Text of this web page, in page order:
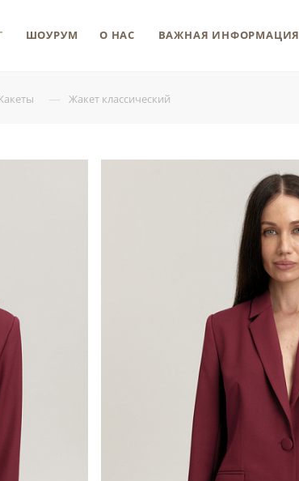
ШОУРУМ О НАС ВАЖНАЯ ИНФОРМАЦИЯ
— Жакет классический